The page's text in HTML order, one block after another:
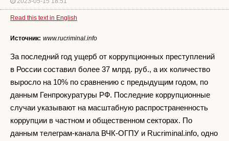
Read this text in English
Источник: www.rucriminal.info
За последний год ущерб от коррупционных преступлений
в России составил более 37 млрд. руб., а их количество
выросло на 10% по сравнению с предыдущим годом, по
данным Генпрокуратуры РФ. Последние коррупционные
случаи указывают на масштабную распространенность
коррупции в частном и общественном секторах. По
данным телеграм-канала ВЧК-ОГПУ и Rucriminal.info, одно